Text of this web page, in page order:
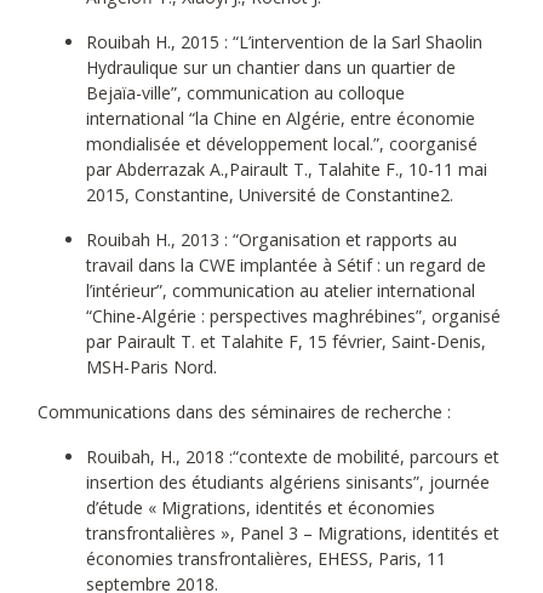
Rouibah H., 2015 : “L’intervention de la Sarl Shaolin
Hydraulique sur un chantier dans un quartier de
Bejaïa-ville”, communication au colloque
international “la Chine en Algérie, entre économie
mondialisée et développement local.”, coorganisé
par Abderrazak A.,Pairault T., Talahite F., 10-11 mai
2015, Constantine, Université de Constantine2.
Rouibah H., 2013 : “Organisation et rapports au
travail dans la CWE implantée à Sétif : un regard de
l’intérieur”, communication au atelier international
“Chine-Algérie : perspectives maghrébines”, organisé
par Pairault T. et Talahite F, 15 février, Saint-Denis,
MSH-Paris Nord.
Communications dans des séminaires de recherche :
Rouibah, H., 2018 :“contexte de mobilité, parcours et
insertion des étudiants algériens sinisants”, journée
d’étude « Migrations, identités et économies
transfrontalières », Panel 3 – Migrations, identités et
économies transfrontalières, EHESS, Paris, 11
septembre 2018.